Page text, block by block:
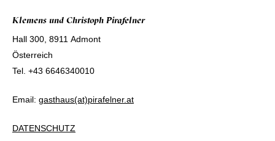
Klemens und Christoph Pirafelner
Hall 300, 8911 Admont
Österreich
Tel. +43 6646340010
Email: gasthaus(at)pirafelner.at
DATENSCHUTZ